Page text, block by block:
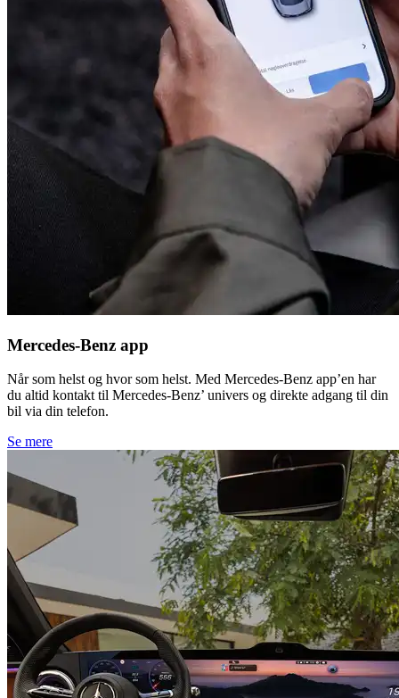
Mercedes-Benz app
Når som helst og hvor som helst. Med Mercedes-Benz app’en har
du altid kontakt til Mercedes-Benz’ univers og direkte adgang til din
bil via din telefon.
Se mere